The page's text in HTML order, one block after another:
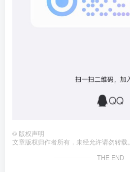
© 版权声明
文章版权归作者所有，未经允许请勿转载。
THE END